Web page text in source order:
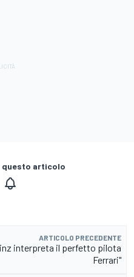
questo articolo
ARTICOLO PRECEDENTE
interpreta il perfetto pilota
Ferrari"